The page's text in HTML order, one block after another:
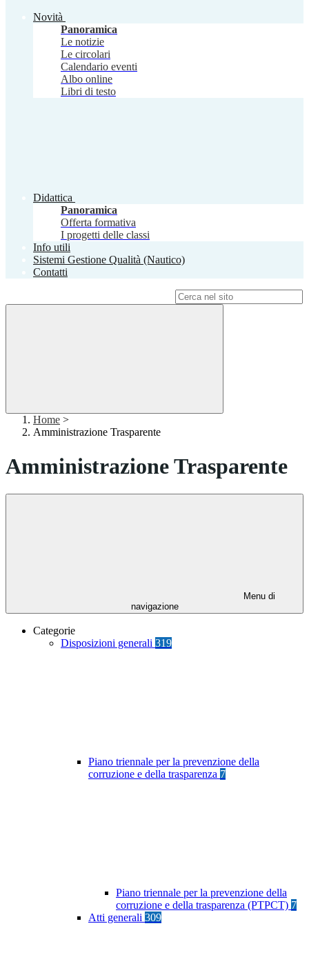
Novità
Panoramica
Le notizie
Le circolari
Calendario eventi
Albo online
Libri di testo
Didattica
Panoramica
Offerta formativa
I progetti delle classi
Info utili
Sistemi Gestione Qualità (Nautico)
Contatti
Home >
Amministrazione Trasparente
Amministrazione Trasparente
Menu di
navigazione
Categorie
Disposizioni generali 319
Piano triennale per la prevenzione della
corruzione e della trasparenza 7
Piano triennale per la prevenzione della
corruzione e della trasparenza (PTPCT) 7
Atti generali 309